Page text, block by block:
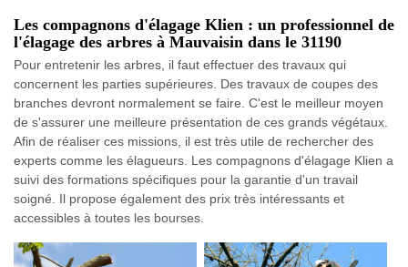
Les compagnons d'élagage Klien : un professionnel de
l'élagage des arbres à Mauvaisin dans le 31190
Pour entretenir les arbres, il faut effectuer des travaux qui
concernent les parties supérieures. Des travaux de coupes des
branches devront normalement se faire. C'est le meilleur moyen
de s'assurer une meilleure présentation de ces grands végétaux.
Afin de réaliser ces missions, il est très utile de rechercher des
experts comme les élagueurs. Les compagnons d'élagage Klien a
suivi des formations spécifiques pour la garantie d'un travail
soigné. Il propose également des prix très intéressants et
accessibles à toutes les bourses.